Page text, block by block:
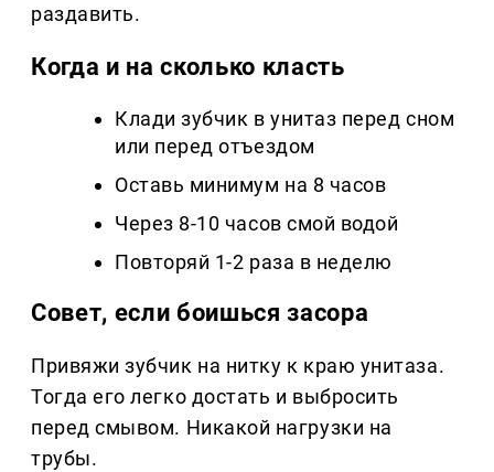
раздавить.
Когда и на сколько класть
Клади зубчик в унитаз перед сном
или перед отъездом
Оставь минимум на 8 часов
Через 8-10 часов смой водой
Повторяй 1-2 раза в неделю
Совет, если боишься засора
Привяжи зубчик на нитку к краю унитаза.
Тогда его легко достать и выбросить
перед смывом. Никакой нагрузки на
трубы.